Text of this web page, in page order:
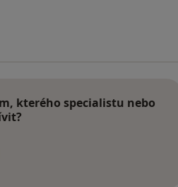
kterého specialistu nebo